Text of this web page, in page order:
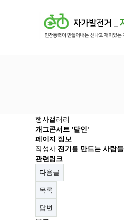
행사갤러리
개그콘서트 '달인'
페이지 정보
작성자 전기를 만드는 사람들
관련링크
다음글
목록
답변